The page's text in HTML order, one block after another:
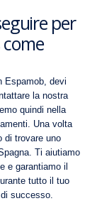
per
Espamob, devi
la nostra
quindi nella
Una volta
di trovare uno
Ti aiutiamo
e garantiamo il
tutto il tuo
successo.